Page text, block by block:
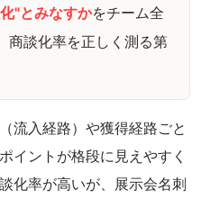
"とみなすかをチーム全
商談化率を正しく測る第
流入経路）や獲得経路ごと
イントが格段に見えやすく
化率が高いが、展示会名刺